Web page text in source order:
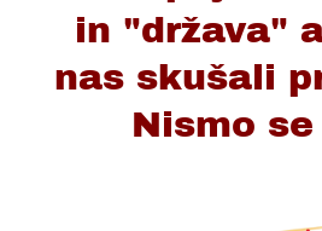
in "država"
nas skušali
Nismo